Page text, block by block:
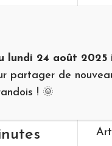
lundi 24 août 2025
partager de
! 🌞